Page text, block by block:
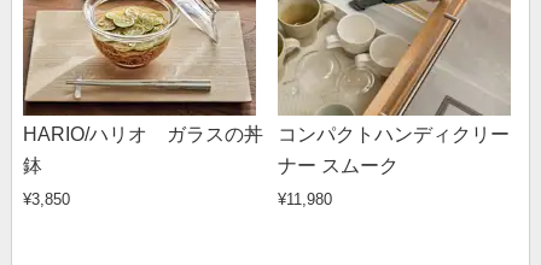
HARIO/ハリオ ガラスの丼
鉢
¥3,850
コンパクトハンディクリー
ナー スムーク
¥11,980